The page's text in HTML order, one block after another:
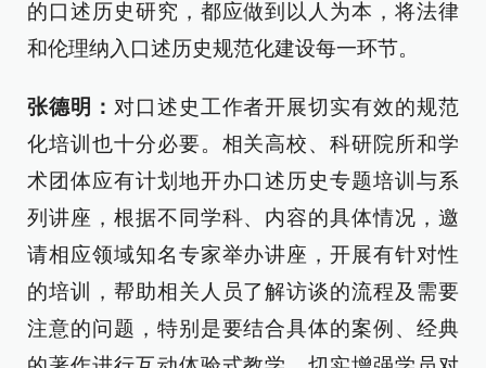
的口述历史研究，都应做到以人为本，将法律
和伦理纳入口述历史规范化建设每一环节。
张德明： 对口述史工作者开展切实有效的规范
化培训也十分必要。相关高校、科研院所和学
术团体应有计划地开办口述历史专题培训与系
列讲座，根据不同学科、内容的具体情况，邀
请相应领域知名专家举办讲座，开展有针对性
的培训，帮助相关人员了解访谈的流程及需要
注意的问题，特别是要结合具体的案例、经典